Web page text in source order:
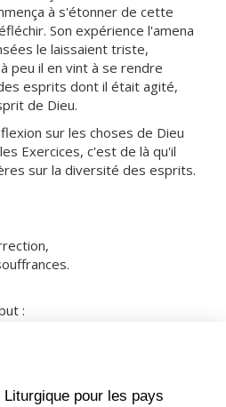
à s'étonner de cette
Son expérience l'amena
le laissaient triste,
peu il en vint à se rendre
esprits dont il était agité,
de Dieu.
sur les choses de Dieu
Exercices, c'est de là qu'il
sur la diversité des esprits.
:
le saisir.